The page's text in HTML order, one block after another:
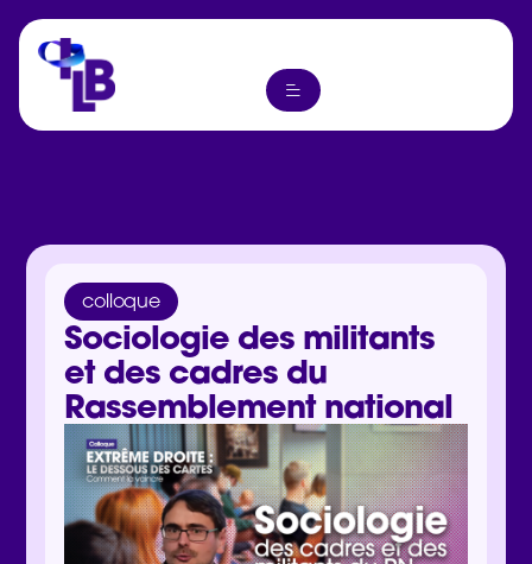
colloque
Sociologie des militants
et des cadres du
Rassemblement national